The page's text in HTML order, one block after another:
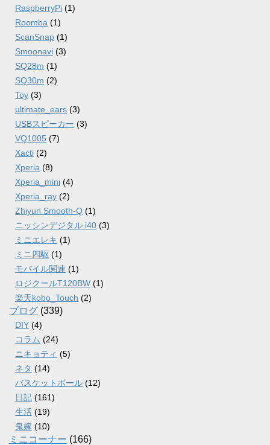
RaspberryPi (1)
Roomba (1)
ScanSnap (1)
Smoonavi (3)
SQ28m (1)
SQ30m (2)
Toy (3)
ultimate_ears (3)
USBスピーカー (3)
VQ1005 (7)
Xacti (2)
Xperia (8)
Xperia_mini (4)
Xperia_ray (2)
Zhiyun Smooth-Q (1)
ニッシンデジタル i40 (3)
ミニエレキ (1)
ミニ四駆 (1)
モバイル関連 (1)
ロジクールT120BW (1)
楽天kobo_Touch (2)
ブログ (339)
DIY (4)
コラム (24)
ニキョティ (5)
ネタ (14)
バスケットボール (12)
日記 (161)
生活 (19)
鬼嫁 (10)
ミニコーナー (166)